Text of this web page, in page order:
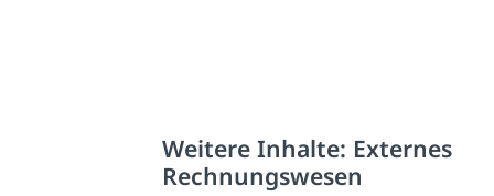
Weitere Inhalte: Externes
Rechnungswesen